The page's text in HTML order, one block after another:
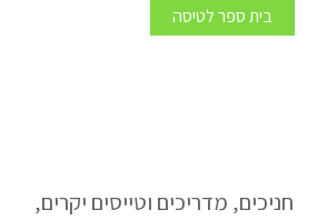
בית ספר לטיסה
חניכים, מדריכים וטייסים יקרים,